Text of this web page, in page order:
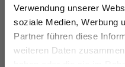
Verwendung unserer
soziale Medien, Werbung
Partner führen diese
weiteren Daten
DROPS ALPACA
Spare